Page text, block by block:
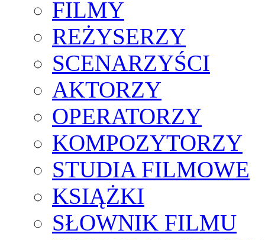
FILMY
REŻYSERZY
SCENARZYŚCI
AKTORZY
OPERATORZY
KOMPOZYTORZY
STUDIA FILMOWE
KSIĄŻKI
SŁOWNIK FILMU